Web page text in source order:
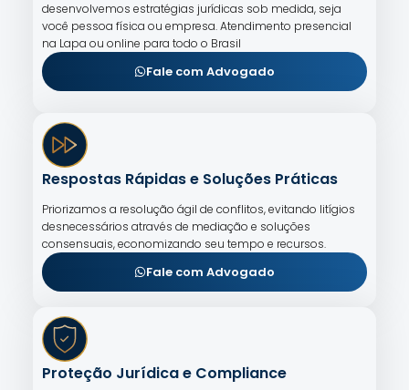
desenvolvemos estratégias jurídicas sob medida, seja
você pessoa física ou empresa. Atendimento presencial
na Lapa ou online para todo o Brasil
Fale com Advogado
Respostas Rápidas e Soluções Práticas
Priorizamos a resolução ágil de conflitos, evitando litígios
desnecessários através de mediação e soluções
consensuais, economizando seu tempo e recursos.
Fale com Advogado
Proteção Jurídica e Compliance